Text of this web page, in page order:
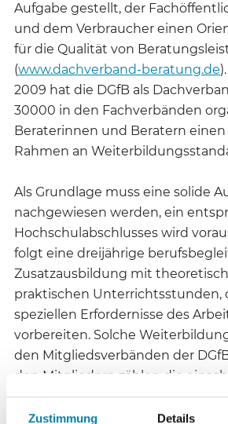
Zustimmung Details
Aufgabe gestellt, der
und dem Verbraucher einen
für die Qualität von
(www.dachverband-beratung.de
2009 hat die DGfB als
30000 in den Fachverbänden
Beraterinnen und Beratern
Rahmen an
Als Grundlage muss eine solide
nachgewiesen werden, ein
Hochschulabschlusses wird
folgt eine dreijährige
Zusatzausbildung mit
praktischen Unterrichtsstunden,
speziellen Erfordernisse des
vorbereiten. Solche
den Mitgliedsverbänden der
den Mitgliedern zählen die
Fachverbände wie die „Deutsche
Supervision“ (DGSv), die